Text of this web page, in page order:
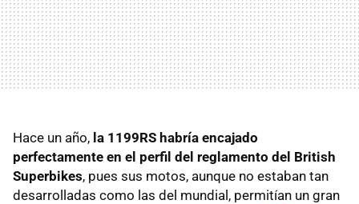
Hace un año, la 1199RS habría encajado
perfectamente en el perfil del reglamento del British
Superbikes, pues sus motos, aunque no estaban tan
desarrolladas como las del mundial, permitían un gran